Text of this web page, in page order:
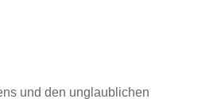
und den unglaublichen